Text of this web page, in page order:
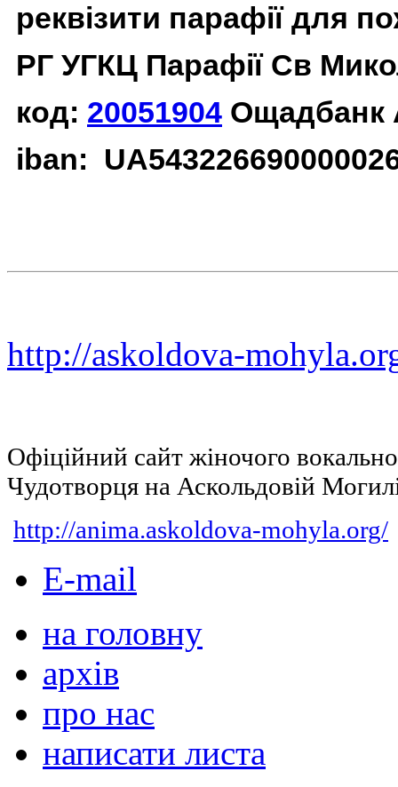
реквізити парафії для
РГ УГКЦ Парафії Св
код: 20051904 Ощадбанк
iban:
http://askoldova-
Офіційний сайт жіночого
Чудотворця на Аскольдовій
http://anima.askoldova-mohyla.org/
E-mail
на головну
архів
про нас
написати листа